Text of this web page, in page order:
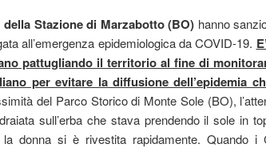
Stazione di Marzabotto (BO) hanno
all’emergenza epidemiologica da COVID-19.
pattugliando il territorio al fine di
per evitare la diffusione dell’epidemia
del Parco Storico di Monte Sole (BO),
sull’erba che stava prendendo il sole in
la donna si è rivestita rapidamente. Quando i